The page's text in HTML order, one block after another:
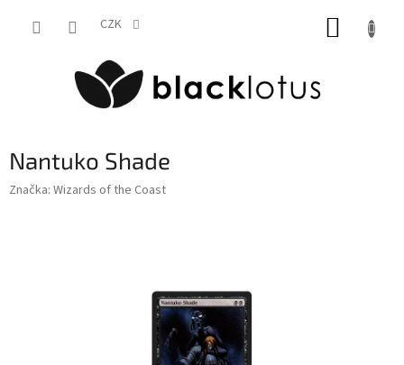
CZK
Nantuko Shade
Značka: Wizards of the Coast